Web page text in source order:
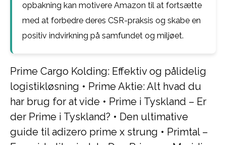
opbakning kan motivere Amazon til at fortsætte
med at forbedre deres CSR-praksis og skabe en
positiv indvirkning på samfundet og miljøet.
Prime Cargo Kolding: Effektiv og pålidelig
logistikløsning • Prime Aktie: Alt hvad du
har brug for at vide • Prime i Tyskland – Er
der Prime i Tyskland? • Den ultimative
guide til adizero prime x strung • Primtal –